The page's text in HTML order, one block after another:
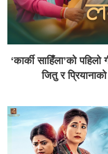
‘कार्की साहिँला’को
जितु र